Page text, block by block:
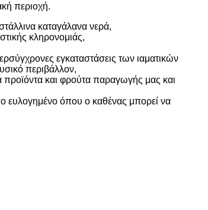
περιοχή.
καταγάλανα νερά,
κληρονομιάς,
εγκαταστάσεις των ιαματικών
περιβάλλον,
προϊόντα και φρούτα παραγωγής μας και
ευλογημένο όπου ο καθένας μπορεί να